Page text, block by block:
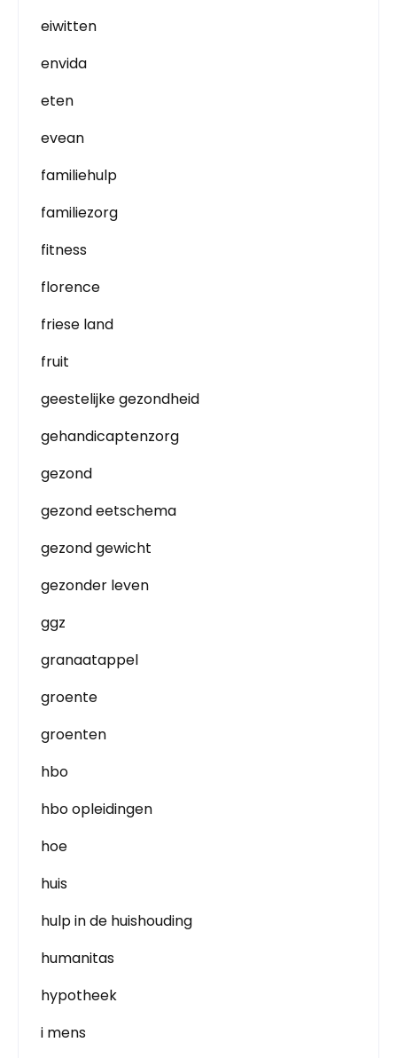
eiwitten
envida
eten
evean
familiehulp
familiezorg
fitness
florence
friese land
fruit
geestelijke gezondheid
gehandicaptenzorg
gezond
gezond eetschema
gezond gewicht
gezonder leven
ggz
granaatappel
groente
groenten
hbo
hbo opleidingen
hoe
huis
hulp in de huishouding
humanitas
hypotheek
i mens